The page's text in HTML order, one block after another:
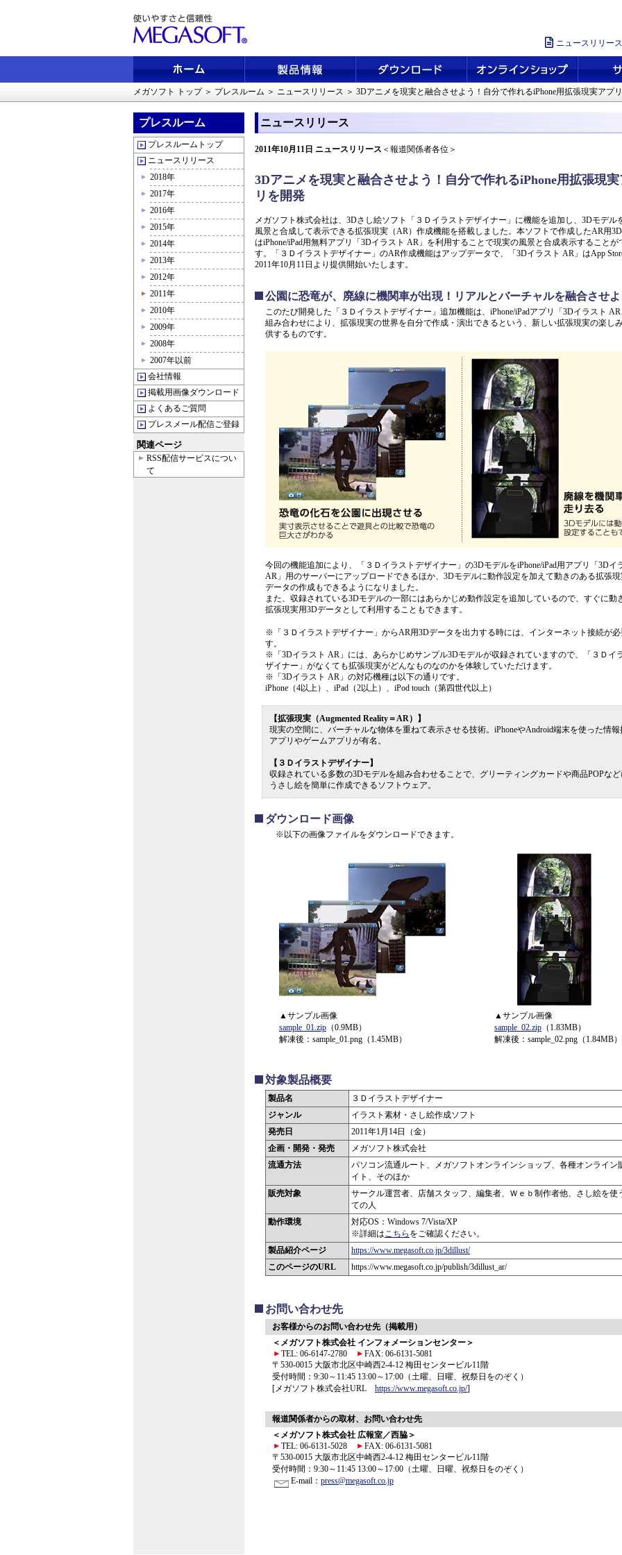
ニュースリリー
メガソフト トップ＞ プレスルーム ＞ ニュースリリース ＞ 3Dアニメを現実と融合させよう！自分で作れるiPhone用拡張現実アプ
ニュースリリース
2011年10月11日 ニュースリリース ＜報道関係者各位＞
3Dアニメを現実と融合させよう！自分で作れるiPhone用拡張現
リを開発
メガソフト株式会社は、3Dさし絵ソフト「３Ｄイラストデザイナー」に機能を追加し、3Dモデル
風景と合成して表示できる拡張現実（AR）作成機能を搭載しました。本ソフトで作成したAR用
はiPhone/iPad用無料アプリ「3Dイラスト AR」を利用することで現実の風景と合成表示することが
す。「３Ｄイラストデザイナー」のAR作成機能はアップデータで、「3Dイラスト AR」はApp
2011年10月11日より提供開始いたします。
公園に恐竜が、廃線に機関車が出現！リアルとバーチャルを融合させよ
このたび開発した「３Ｄイラストデザイナー」追加機能は、iPhone/iPadアプリ「3Dイラスト
組み合わせにより、拡張現実の世界を自分で作成・演出できるという、新しい拡張現実の楽し
供するものです。
今回の機能追加により、「３Ｄイラストデザイナー」の3DモデルをiPhone/iPad用アプリ「3Dイ
AR」用のサーバーにアップロードできるほか、3Dモデルに動作設定を加えて動きのある拡張
データの作成もできるようになりました。
また、収録されている3Dモデルの一部にはあらかじめ動作設定を追加しているので、すぐに動
拡張現実用3Dデータとして利用することもできます。
※「３Ｄイラストデザイナー」からAR用3Dデータを出力する時には、インターネット接続が
す。
※「3Dイラスト AR」には、あらかじめサンプル3Dモデルが収録されていますので、「３Ｄイ
ザイナー」がなくても拡張現実がどんなものなのかを体験していただけます。
※「3Dイラスト AR」の対応機種は以下の通りです。
iPhone（4以上）、iPad（2以上）、iPod touch（第四世代以上）
【拡張現実（Augmented Reality＝AR）】
現実の空間に、バーチャルな物体を重ねて表示させる技術。iPhoneやAndroid端末を使った情報
アプリやゲームアプリが有名。
【３Ｄイラストデザイナー】
収録されている多数の3Dモデルを組み合わせることで、グリーティングカードや商品POPなど
うさし絵を簡単に作成できるソフトウェア。
ダウンロード画像
※以下の画像ファイルをダウンロードできます。
▲サンプル画像
sample_01.zip （0.9MB）
解凍後：sample_01.png（1.45MB）
▲サンプル画像
sample_02.zip （1.83MB）
解凍後：sample_02.png（1.84MB）
対象製品概要
製品名
３Ｄイラストデザイナー
ジャンル
イラスト素材・さし絵作成ソフト
発売日
2011年1月14日（金）
企画・開発・発売
メガソフト株式会社
流通方法
パソコン流通ルート、メガソフトオンラインショップ、各種オンライン
イト、そのほか
販売対象
サークル運営者、店舗スタッフ、編集者、Ｗｅｂ制作者他、さし絵を使
ての人
動作環境
対応OS：Windows 7/Vista/XP
※詳細はこちら をご確認ください。
製品紹介ページ
https://www.megasoft.co.jp/3dillust/
このページのURL
https://www.megasoft.co.jp/publish/3dillust_ar/
お問い合わせ先
お客様からのお問い合わせ先（掲載用）
＜メガソフト株式会社 インフォメーションセンター＞
TEL: 06-6147-2780
FAX: 06-6131-5081
〒530-0015 大阪市北区中崎西2-4-12 梅田センタービル11階
受付時間：9:30～11:45 13:00～17:00（土曜、日曜、祝祭日をのぞく）
[メガソフト株式会社URL https://www.megasoft.co.jp/]
報道関係者からの取材、お問い合わせ先
＜メガソフト株式会社 広報室／西脇＞
TEL: 06-6131-5028
FAX: 06-6131-5081
〒530-0015 大阪市北区中崎西2-4-12 梅田センタービル11階
受付時間：9:30～11:45 13:00～17:00（土曜、日曜、祝祭日をのぞく）
E-mail： press@megasoft.co.jp
プレスルーム
プレスルームトップ
ニュースリリース
2018年
2017年
2016年
2015年
2014年
2013年
2012年
2011年
2010年
2009年
2008年
2007年以前
会社情報
掲載用画像ダウンロード
よくあるご質問
プレスメール配信ご登録
関連ページ
RSS配信サービスについ
て